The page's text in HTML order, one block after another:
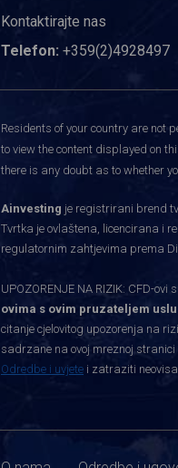
Kontaktirajte nas
Telefon: +359(2)4928497
Residents of your country are not
to view the content displayed on
there is any doubt as to whether
Ainvesting je registrirani brend
Tvrtka je ovlaštena, licencirana i
regulatornim zahtjevima prema
UPOZORENJE NA RIZIK: CFD-
ovima s ovim pruzateljem
citanje cjelovitog upozorenja na
sadrzane na ovoj mreznoj
Odredbe i uvjete i zatraziti